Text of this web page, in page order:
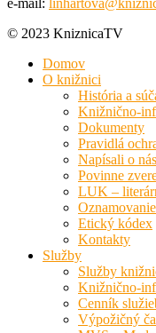
© 2023 KniznicaTV
Domov
O knižnici
História a
Knižnično-
Dokumenty
Pravidlá
Napísali o nás
Povinne
LUK –
Etický kódex
Kontakty
Služby
Služby
Knižnično-
Cenník
Výpožičný